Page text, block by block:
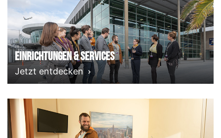
Einrichtungen & Services
Jetzt entdecken